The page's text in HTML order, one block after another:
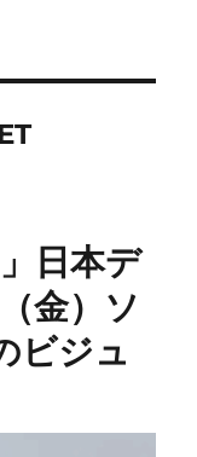
日本デ
金）ソ
ビジュ